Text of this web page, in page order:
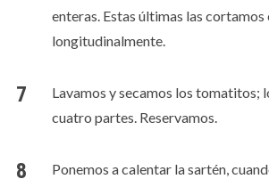
enteras. Estas últimas las cortamos
longitudinalmente.
Lavamos y secamos los tomatitos;
cuatro partes. Reservamos.
Ponemos a calentar la sartén,